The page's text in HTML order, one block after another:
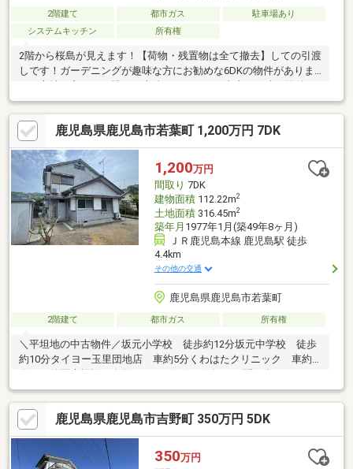
2階建て 都市ガス
駐車場あり
システムキッチン
所有権
2階から桜島が見えます！【荷物・残置物は全て撤去】しての引渡
しです！ガーデニングが趣味な方にお勧めな6DKの物件がありま
は、経済的なメリットが大きいのが特徴です！スッキリした空気
に入れ替え可能なように、洗面所に窓を設置しました♪建物面積
87.76㎡の物件で広々してます。こちらの間取りは新婚生活を始め
た方々にオススメです。
鹿児島県鹿児島市若葉町 1,200万円 7DK
1,200万円
間取り 7DK
建物面積112.22m2
土地面積316.45m2
築年月 1977年1月(築49年8ヶ月)
ＪＲ鹿児島本線 鹿児島駅 徒歩
4.4km
その他の交通
鹿児島県鹿児島市若葉町
2階建て 都市ガス 所有権
＼平坦地の中古物件／坂元小学校 徒歩約12分坂元中学校 徒歩
約10分タイヨー玉里団地店 車約5分くわはたクリニック 車約5
さい！
鹿児島県鹿児島市吉野町 350万円 5DK
350万円